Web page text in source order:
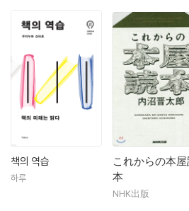
책의 역습
하루
これからの本
本
NHK出版